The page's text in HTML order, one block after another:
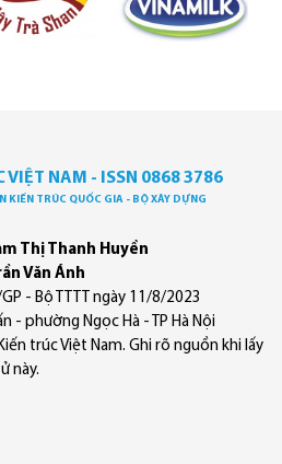
VIỆT NAM - ISSN 0868 3786
KIẾN TRÚC QUỐC GIA - BỘ XÂY DỰNG
Thị Thanh Huyền
Văn Ánh
- Bộ TTTT ngày 11/8/2023
- phường Ngọc Hà - TP Hà Nội
trúc Việt Nam. Ghi rõ nguồn khi lấy
này.